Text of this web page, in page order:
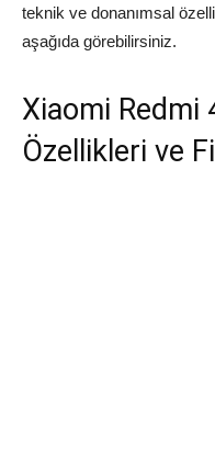
teknik ve donanımsal
aşağıda görebilirsiniz.
Xiaomi Redmi
Özellikleri ve